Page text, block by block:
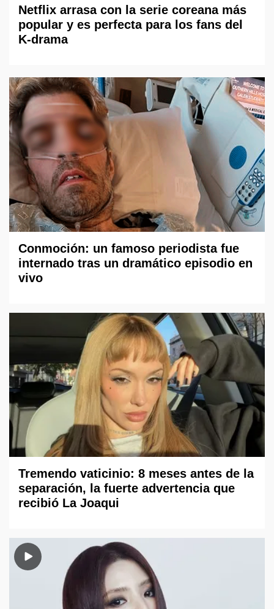
Netflix arrasa con la serie coreana más
popular y es perfecta para los fans del
K-drama
Conmoción: un famoso periodista fue
internado tras un dramático episodio en
vivo
Tremendo vaticinio: 8 meses antes de la
separación, la fuerte advertencia que
recibió La Joaqui